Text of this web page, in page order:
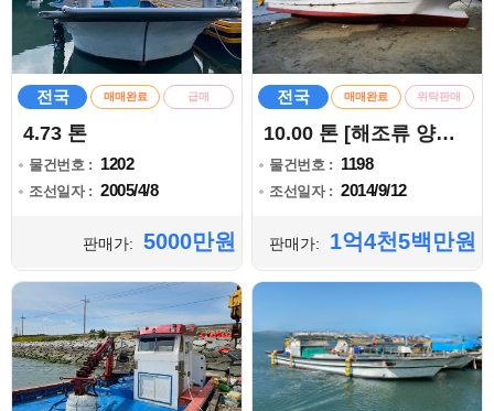
전국 매매완료 급매
4.73 톤
물건번호 : 1202
조선일자 : 2005/4/8
판매가: 5000만원
전국 매매완료 위탁판매
10.00 톤 [해조류 양식어업]
물건번호 : 1198
조선일자 : 2014/9/12
판매가: 1억4천5백만원